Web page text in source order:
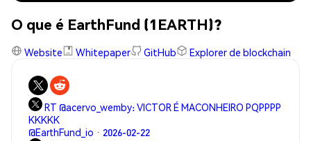
O que é EarthFund (1EARTH)?
Website Whitepaper GitHub Explorer de blockchain
RT @acervo_wemby: VICTOR É MACONHEIRO PQPPPP
KKKKK
@EarthFund_io · 2026-02-22